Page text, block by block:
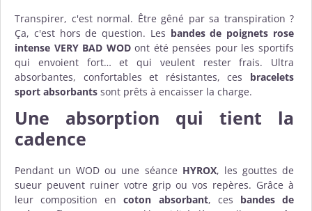
Transpirer, c'est normal. Être gêné par sa transpiration ?
Ça, c'est hors de question. Les bandes de poignets rose
intense VERY BAD WODont été pensées pour les sportifs
qui envoient fort… et qui veulent rester frais. Ultra
absorbantes, confortables et résistantes, ces bracelets
sport absorbants sont prêts à encaisser la charge.
Une absorption qui tient la
cadence
Pendant un WOD ou une séance HYROX, les gouttes de
sueur peuvent ruiner votre grip ou vos repères. Grâce à
leur composition encoton absorbant, ces bandes de